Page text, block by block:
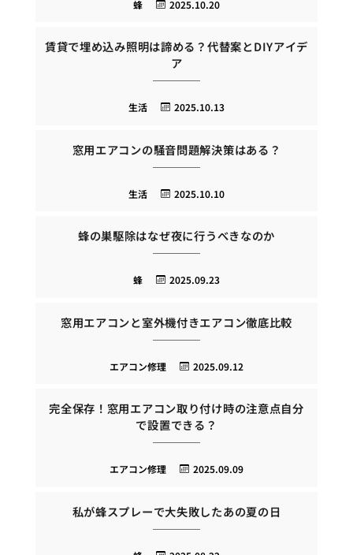
2025.10.20
蜂
賃貸で埋め込み照明は諦める？代替案とDIYアイデ
ア
2025.10.13
生活
窓用エアコンの騒音問題解決策はある？
2025.10.10
生活
蜂の巣駆除はなぜ夜に行うべきなのか
2025.09.23
蜂
窓用エアコンと室外機付きエアコン徹底比較
2025.09.12
エアコン修理
完全保存！窓用エアコン取り付け時の注意点自分
で設置できる？
2025.09.09
エアコン修理
私が蜂スプレーで大失敗したあの夏の日